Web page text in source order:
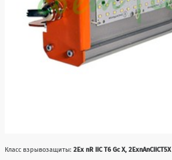
Класс взрывозащиты:2Ex nR IIC T6 Gc X, 2ЕхnAnCIICT5X